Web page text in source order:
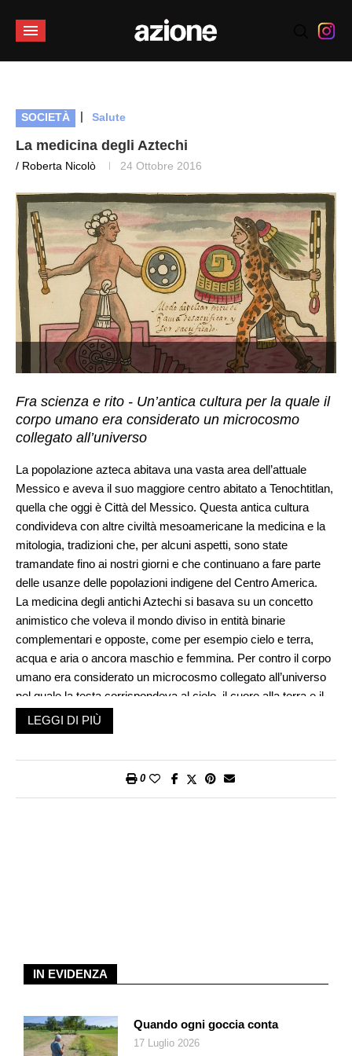
SOCIETÀ | Salute
La medicina degli Aztechi
/ Roberta Nicolò 24 Ottobre 2016
Fra scienza e rito - Un’antica cultura per la quale il
corpo umano era considerato un microcosmo
collegato all’universo
La popolazione azteca abitava una vasta area dell’attuale
Messico e aveva il suo maggiore centro abitato a Tenochtitlan,
quella che oggi è Città del Messico. Questa antica cultura
condivideva con altre civiltà mesoamericane la medicina e la
mitologia, tradizioni che, per alcuni aspetti, sono state
tramandate fino ai nostri giorni e che continuano a fare parte
delle usanze delle popolazioni indigene del Centro America.
La medicina degli antichi Aztechi si basava su un concetto
animistico che voleva il mondo diviso in entità binarie
complementari e opposte, come per esempio cielo e terra,
acqua e aria o ancora maschio e femmina. Per contro il corpo
umano era considerato un microcosmo collegato all’universo
nel quale la testa corrispondeva al cielo, il cuore alla terra e il
fegato addirittura al diavolo.
Il legame tra universo e corpo umano, tra naturale e
si dovesse conservare integro l’equilibrio tra le diverse forze
metzqualoni, significa letteralmente mangiare la Luna e viene
labbro leporino.
Ma al di là delle convinzioni magico-religiose e dei dettami di
LEGGI DI PIÙ
0
IN EVIDENZA
Quando ogni goccia conta
17 Luglio 2026